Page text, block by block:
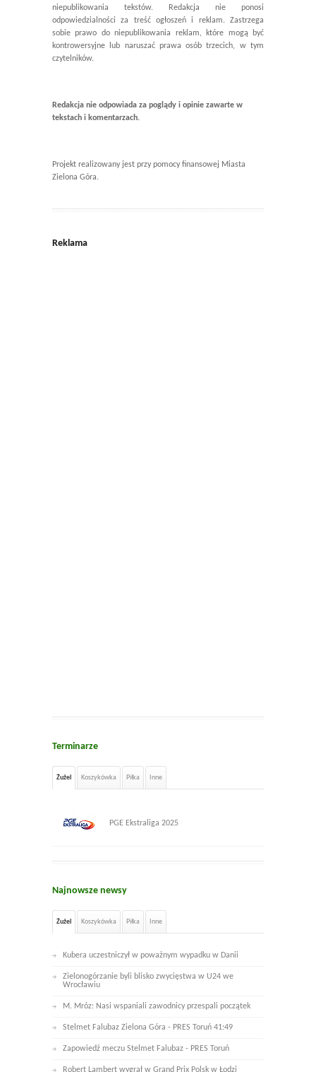
niepublikowania tekstów. Redakcja nie ponosi
odpowiedzialności za treść ogłoszeń i reklam. Zastrzega
sobie prawo do niepublikowania reklam, które mogą być
kontrowersyjne lub naruszać prawa osób trzecich, w tym
czytelników.
Redakcja nie odpowiada za poglądy i opinie zawarte w
tekstach i komentarzach.
Projekt realizowany jest przy pomocy finansowej Miasta
Zielona Góra.
Reklama
Terminarze
Żużel Koszykówka Piłka Inne
PGE Ekstraliga 2025
Najnowsze newsy
Żużel Koszykówka Piłka Inne
Kubera uczestniczył w poważnym wypadku w Danii
Zielonogórzanie byli blisko zwycięstwa w U24 we
Wrocławiu
M. Mróz: Nasi wspaniali zawodnicy przespali początek
Stelmet Falubaz Zielona Góra - PRES Toruń 41:49
Zapowiedź meczu Stelmet Falubaz - PRES Toruń
Robert Lambert wygrał w Grand Prix Polsk w Łodzi